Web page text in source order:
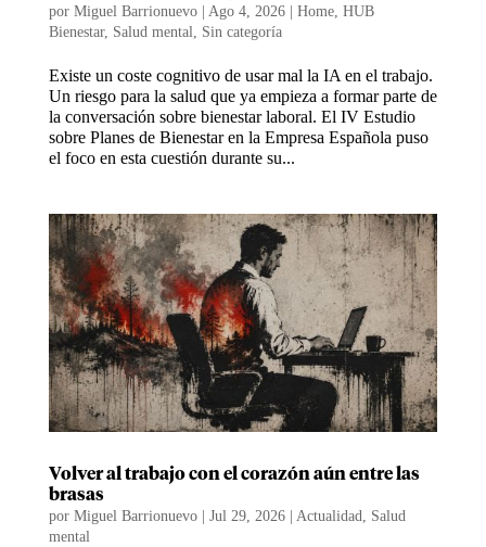
por Miguel Barrionuevo| Ago 4, 2026| Home, HUB
Bienestar, Salud mental Sin categoría
Existe un coste cognitivo de usar mal la IA en el trabajo.
Un riesgo para la salud que ya empieza a formar parte de
la conversación sobre bienestar laboral. El IV Estudio
sobre Planes de Bienestar en la Empresa Española puso
el foco en esta cuestión durante su...
Volver al trabajo con el corazón aún entre las
brasas
por Miguel Barrionuevo| Jul 29, 2026| Actualidad, Salud
mental